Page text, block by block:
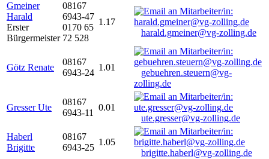
Gmeiner
Harald
Erster
Bürgermeister
08167
6943-47
0170 65
72 528
1.17
harald.gmeiner@vg-zolling.de
Götz Renate
08167
6943-24
1.01
gebuehren.steuern@vg-
zolling.de
Gresser Ute
08167
6943-11
0.01
ute.gresser@vg-zolling.de
Haberl
Brigitte
08167
6943-25
1.05
brigitte.haberl@vg-zolling.de